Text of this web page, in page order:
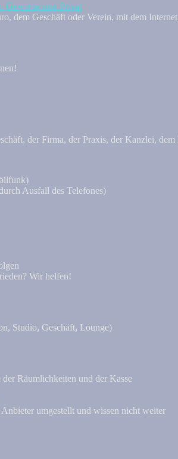
dem Geschäft oder Verein, mit dem
der Firma, der Praxis, der Kanzlei,
Ausfall des Telefones)
Wir helfen!
Studio, Geschäft, Lounge)
Räumlichkeiten und der Kasse
umgestellt und wissen nicht weiter